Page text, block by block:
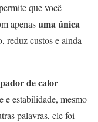
que você
apenasuma única
reduz custos e ainda
de calor
e estabilidade, mesmo
palavras, ele foi